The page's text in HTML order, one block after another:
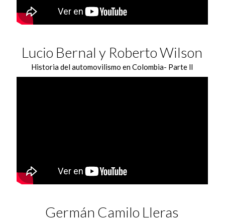
Lucio Bernal y Roberto Wilson
Historia del automovilismo en Colombia- Parte ll
Germán Camilo Lleras